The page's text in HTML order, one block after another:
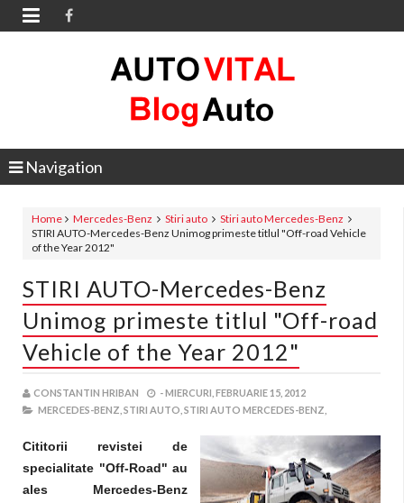

Navigation
Home Mercedes-Benz Stiri auto
Stiri auto Mercedes-Benz
STIRI AUTO-Mercedes-Benz Unimog primeste titlul "Off-road Vehicle
of the Year 2012"
STIRI AUTO-Mercedes-Benz
Unimog primeste titlul "Off-road
Vehicle of the Year 2012"
CONSTANTIN HRIBAN -MIERCURI, FEBRUARIE 15, 2012
MERCEDES-BENZ, STIRI AUTO, STIRI AUTO MERCEDES-BENZ,
Cititorii revistei de
specialitate "Off-Road" au
ales Mercedes-Benz